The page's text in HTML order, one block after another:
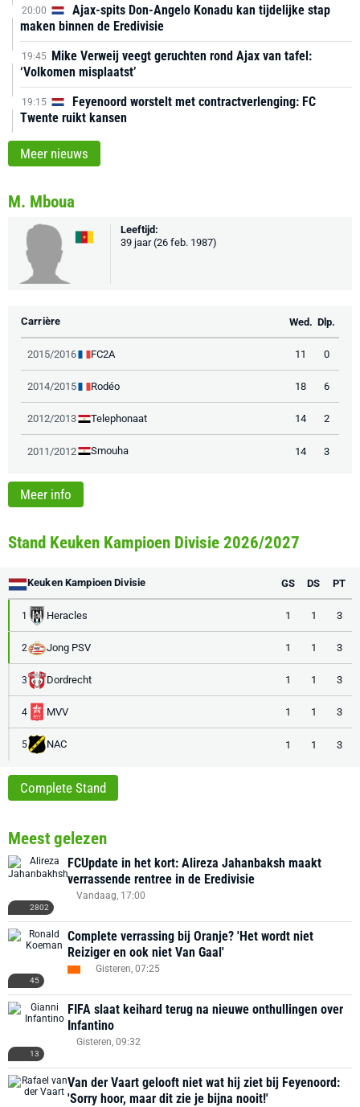
20:00
Ajax-spits Don-Angelo Konadu kan tijdelijke stap
maken binnen de Eredivisie
19:45 Mike Verweij veegt geruchten rond Ajax van tafel:
‘Volkomen misplaatst’
19:15
Feyenoord worstelt met contractverlenging: FC
Twente ruikt kansen
Meer nieuws
M. Mboua
Leeftijd:
39 jaar (26 feb. 1987)
Carrière Wed. Dlp.
2015/2016 FC2A 11 0
2014/2015 Rodéo 18 6
2012/2013 Telephonaat 14 2
2011/2012 Smouha 14 3
Meer info
Stand Keuken Kampioen Divisie 2026/2027
Keuken Kampioen Divisie GS DS PT
1 Heracles 1 1 3
2 Jong PSV 1 1 3
3 Dordrecht 1 1 3
4 MVV 1 1 3
5 NAC 1 1 3
Complete Stand
Meest gelezen
2802
FCUpdate in het kort: Alireza Jahanbaksh maakt
verrassende rentree in de Eredivisie
Vandaag, 17:00
45
Complete verrassing bij Oranje? 'Het wordt niet
Reiziger en ook niet Van Gaal'
Gisteren, 07:25
13
FIFA slaat keihard terug na nieuwe onthullingen over
Infantino
Gisteren, 09:32
Van der Vaart gelooft niet wat hij ziet bij Feyenoord:
'Sorry hoor, maar dit zie je bijna nooit!'